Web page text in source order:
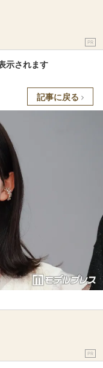
PR
示されます
記事に戻る
PR